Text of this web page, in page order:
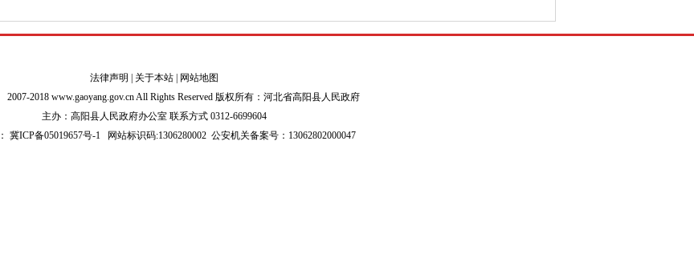
法律声明 关于本站
网站地图
2018 www.gaoyang.gov.cn All Rights Reserved 版权所有：河北省高阳县人民政府
主办：高阳县人民政府办公室 联系方式 0312-6699604
冀ICP备05019657号-1网站标识码:1306280002 公安机关备案号：13062802000047